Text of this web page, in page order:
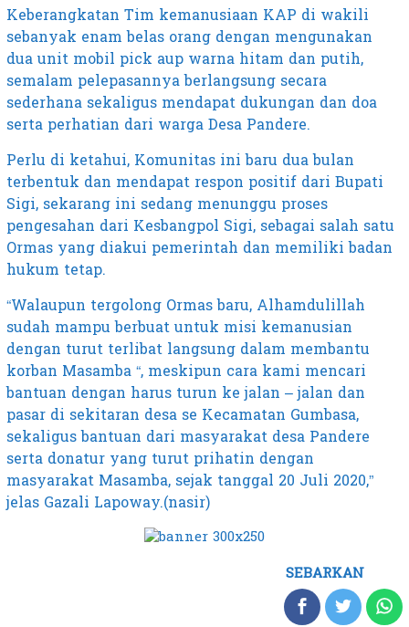
Keberangkatan Tim kemanusiaan KAP di wakili
sebanyak enam belas orang dengan mengunakan
dua unit mobil pick aup warna hitam dan putih,
semalam pelepasannya berlangsung secara
sederhana sekaligus mendapat dukungan dan doa
serta perhatian dari warga Desa Pandere.
Perlu di ketahui, Komunitas ini baru dua bulan
terbentuk dan mendapat respon positif dari Bupati
Sigi, sekarang ini sedang menunggu proses
pengesahan dari Kesbangpol Sigi, sebagai salah satu
Ormas yang diakui pemerintah dan memiliki badan
hukum tetap.
“Walaupun tergolong Ormas baru, Alhamdulillah
sudah mampu berbuat untuk misi kemanusian
dengan turut terlibat langsung dalam membantu
korban Masamba “, meskipun cara kami mencari
bantuan dengan harus turun ke jalan – jalan dan
pasar di sekitaran desa se Kecamatan Gumbasa,
sekaligus bantuan dari masyarakat desa Pandere
serta donatur yang turut prihatin dengan
masyarakat Masamba, sejak tanggal 20 Juli 2020,”
jelas Gazali Lapoway.(nasir)
SEBARKAN